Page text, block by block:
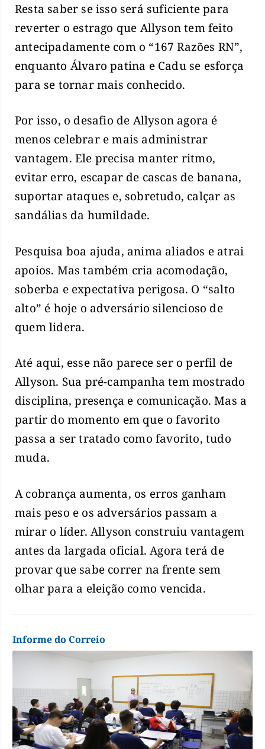
Resta saber se isso será suficiente para
reverter o estrago que Allyson tem feito
antecipadamente com o “167 Razões RN”,
enquanto Álvaro patina e Cadu se esforça
para se tornar mais conhecido.
Por isso, o desafio de Allyson agora é
menos celebrar e mais administrar
vantagem. Ele precisa manter ritmo,
evitar erro, escapar de cascas de banana,
suportar ataques e, sobretudo, calçar as
sandálias da humildade.
Pesquisa boa ajuda, anima aliados e atrai
apoios. Mas também cria acomodação,
soberba e expectativa perigosa. O “salto
alto” é hoje o adversário silencioso de
quem lidera.
Até aqui, esse não parece ser o perfil de
Allyson. Sua pré-campanha tem mostrado
disciplina, presença e comunicação. Mas a
partir do momento em que o favorito
passa a ser tratado como favorito, tudo
muda.
A cobrança aumenta, os erros ganham
mais peso e os adversários passam a
mirar o líder. Allyson construiu vantagem
antes da largada oficial. Agora terá de
provar que sabe correr na frente sem
olhar para a eleição como vencida.
Informe do Correio